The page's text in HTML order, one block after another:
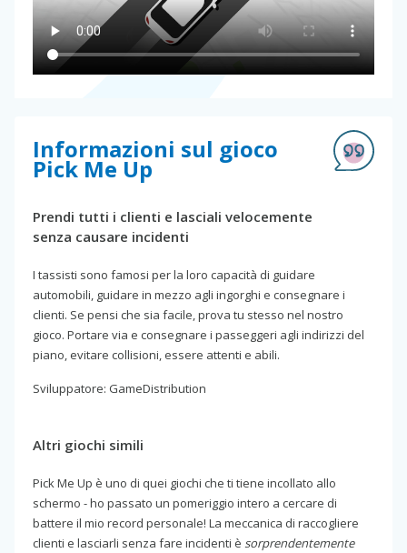
Informazioni sul gioco
Pick Me Up
Prendi tutti i clienti e lasciali velocemente
senza causare incidenti
I tassisti sono famosi per la loro capacità di guidare
automobili, guidare in mezzo agli ingorghi e consegnare i
clienti. Se pensi che sia facile, prova tu stesso nel nostro
gioco. Portare via e consegnare i passeggeri agli indirizzi del
piano, evitare collisioni, essere attenti e abili.
Sviluppatore: GameDistribution
Altri giochi simili
Pick Me Up è uno di quei giochi che ti tiene incollato allo
schermo - ho passato un pomeriggio intero a cercare di
battere il mio record personale! La meccanica di raccogliere
clienti e lasciarli senza fare incidenti è sorprendentemente